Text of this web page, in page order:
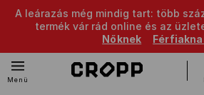
A leárazás még mindig tart: több
termék vár rád online és az
Nőknek
Menü